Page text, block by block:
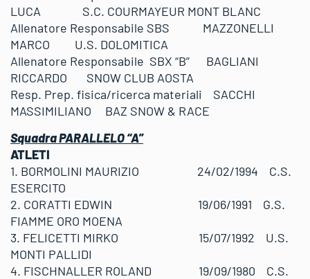
LUCA S.C. COURMAYEUR MONT BLANC
Allenatore Responsabile SBS MAZZONELLI
MARCO U.S. DOLOMITICA
Allenatore Responsabile SBX “B” BAGLIANI
RICCARDO SNOW CLUB AOSTA
Resp. Prep. fisica/ricerca materiali SACCHI
MASSIMILIANO BAZ SNOW & RACE
Squadra PARALLELO “A”
ATLETI
1. BORMOLINI MAURIZIO 24/02/1994 C.S.
ESERCITO
2. CORATTI EDWIN 19/06/1991 G.S.
FIAMME ORO MOENA
3. FELICETTI MIRKO 15/07/1992 U.S.
MONTI PALLIDI
4. FISCHNALLER ROLAND 19/09/1980 C.S.